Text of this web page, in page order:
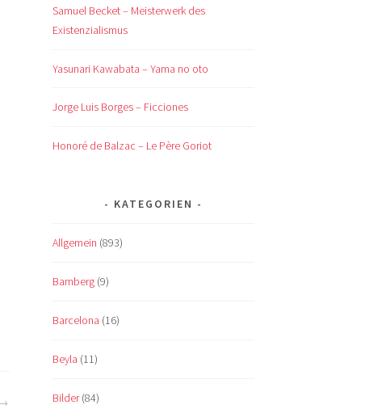
Samuel Becket – Meisterwerk des
Existenzialismus
Yasunari Kawabata – Yama no oto
Jorge Luis Borges – Ficciones
Honoré de Balzac – Le Père Goriot
KATEGORIEN
Allgemein (893)
Bamberg (9)
Barcelona (16)
Beyla (11)
Bilder(84)